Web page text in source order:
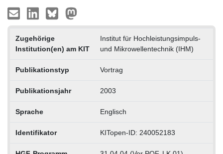
Zugehörige
Institution(en) am KIT
Institut für Hochleistungsimpuls-
und Mikrowellentechnik (IHM)
Publikationstyp Vortrag
Publikationsjahr 2003
Sprache Englisch
Identifikator KITopen-ID: 240052183